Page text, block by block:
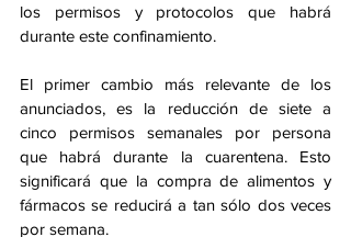
los permisos y protocolos que habrá
durante este confinamiento.
El primer cambio más relevante de los
anunciados, es la reducción de siete a
cinco permisos semanales por persona
que habrá durante la cuarentena. Esto
significará que la compra de alimentos y
fármacos se reducirá a tan sólo dos veces
por semana.